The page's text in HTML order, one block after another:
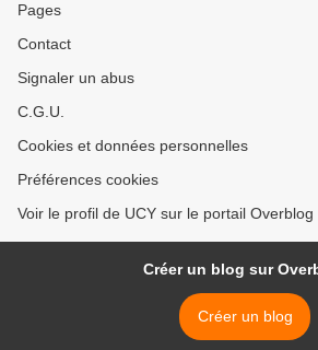
Pages
Contact
Signaler un abus
C.G.U.
Cookies et données personnelles
Préférences cookies
Voir le profil de UCY sur le portail Overblog
Créer un blog sur
Créer un blog